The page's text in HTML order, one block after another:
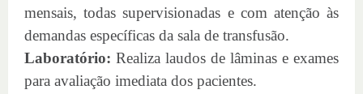
mensais, todas supervisionadas e com atenção às
demandas específicas da sala de transfusão.
Laboratório: Realiza laudos de lâminas e exames
para avaliação imediata dos pacientes.